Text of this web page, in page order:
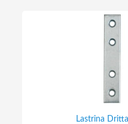
Lastrina